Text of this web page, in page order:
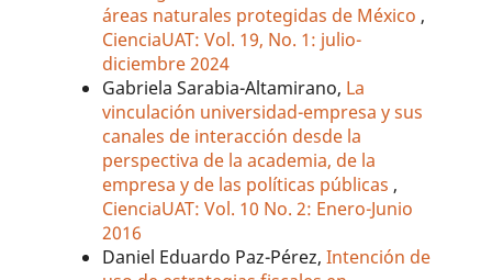
áreas naturales protegidas de México ,
CienciaUAT: Vol. 19, No. 1: julio-
diciembre 2024
Gabriela Sarabia-Altamirano, La
vinculación universidad-empresa y sus
canales de interacción desde la
perspectiva de la academia, de la
empresa y de las políticas públicas ,
CienciaUAT: Vol. 10 No. 2: Enero-Junio
2016
Daniel Eduardo Paz-Pérez,Intención de